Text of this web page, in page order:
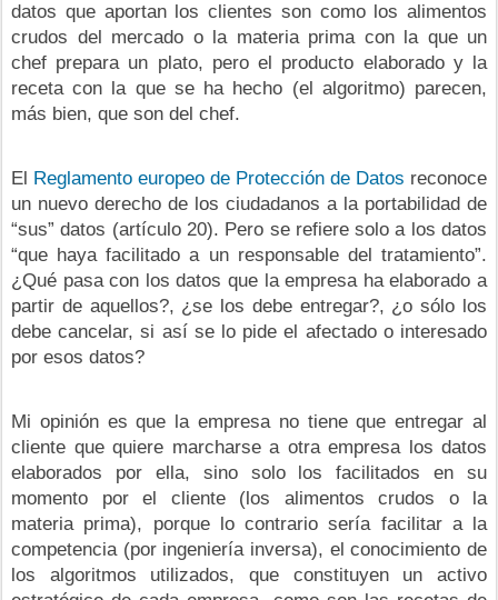
datos que aportan los clientes son como los alimentos
crudos del mercado o la materia prima con la que un
chef prepara un plato, pero el producto elaborado y la
receta con la que se ha hecho (el algoritmo) parecen,
más bien, que son del chef.
El Reglamento europeo de Protección de Datos reconoce
un nuevo derecho de los ciudadanos a la portabilidad de
“sus” datos (artículo 20). Pero se refiere solo a los datos
“que haya facilitado a un responsable del tratamiento”.
¿Qué pasa con los datos que la empresa ha elaborado a
partir de aquellos?, ¿se los debe entregar?, ¿o sólo los
debe cancelar, si así se lo pide el afectado o interesado
por esos datos?
Mi opinión es que la empresa no tiene que entregar al
cliente que quiere marcharse a otra empresa los datos
elaborados por ella, sino solo los facilitados en su
momento por el cliente (los alimentos crudos o la
materia prima), porque lo contrario sería facilitar a la
competencia (por ingeniería inversa), el conocimiento de
los algoritmos utilizados, que constituyen un activo